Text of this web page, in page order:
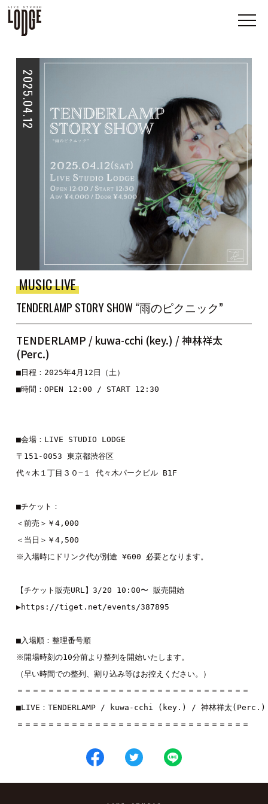
2025.04.12
MUSIC LIVE
TENDERLAMP STORY SHOW “雨のピクニック”
TENDERLAMP / kuwa-cchi (key.) / 神林祥太
(Perc.)
■日程：2025年4月12日（土）
■時間：OPEN 12:00 / START 12:30
■会場：LIVE STUDIO LODGE
〒151-0053 東京都渋谷区
代々木１丁目３０−１ 代々木パークビル B1F
■チケット：
＜前売＞￥4,000
＜当日＞￥4,500
※入場時にドリンク代が別途 ¥600 必要となります。
【チケット販売URL】3/20 10:00〜 販売開始
▶︎https://tiget.net/events/387895
■入場順：整理番号順
※開場時刻の10分前より整列を開始いたします。
（早い時間での整列、割り込み等はお控えください。）
＝＝＝＝＝＝＝＝＝＝＝＝＝＝＝＝＝＝＝＝＝＝＝＝＝＝＝＝＝＝
■LIVE： TENDERLAMP / kuwa-cchi (key.) / 神林祥太(Perc.)
＝＝＝＝＝＝＝＝＝＝＝＝＝＝＝＝＝＝＝＝＝＝＝＝＝＝＝＝＝＝